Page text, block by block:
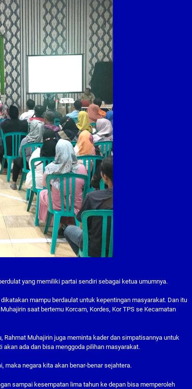
yang memiliki partai sendiri sebagai ketua umumnya.
mampu berdaulat untuk kepentingan masyarakat. Dan itu
saat bertemu Korcam, Kordes, Kor TPS se Kecamatan
Rahmat Muhajirin juga meminta kader dan simpatisannya untuk
ada dan bisa menggoda pilihan masyarakat.
maka negara kita akan benar-benar sejahtera.
sampai kesempatan lima tahun ke depan bisa memperoleh